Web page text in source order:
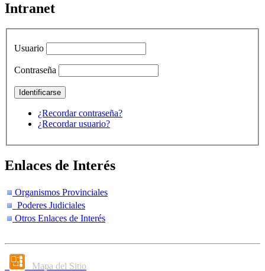
Intranet
Usuario
Contraseña
¿Recordar contraseña?
¿Recordar usuario?
Enlaces de Interés
Organismos Provinciales
Poderes Judiciales
Otros Enlaces de Interés
Mapa del Sitio